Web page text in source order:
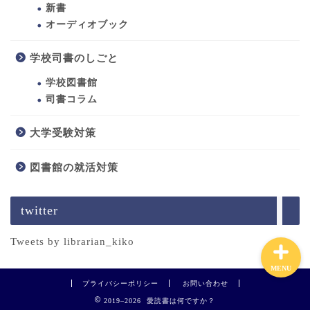
新書
オーディオブック
学校司書のしごと
学校図書館
司書コラム
大学受験対策
図書館の就活対策
twitter
Tweets by librarian_kiko
プライバシーポリシー お問い合わせ
2019–2026 愛読書は何ですか？
MENU